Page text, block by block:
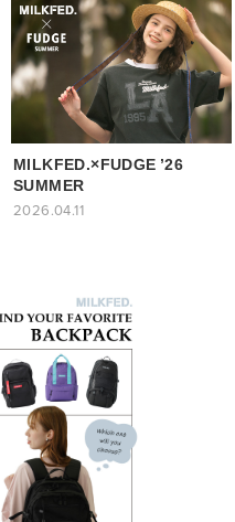
MILKFED.×FUDGE ’26
SUMMER
2026.04.11